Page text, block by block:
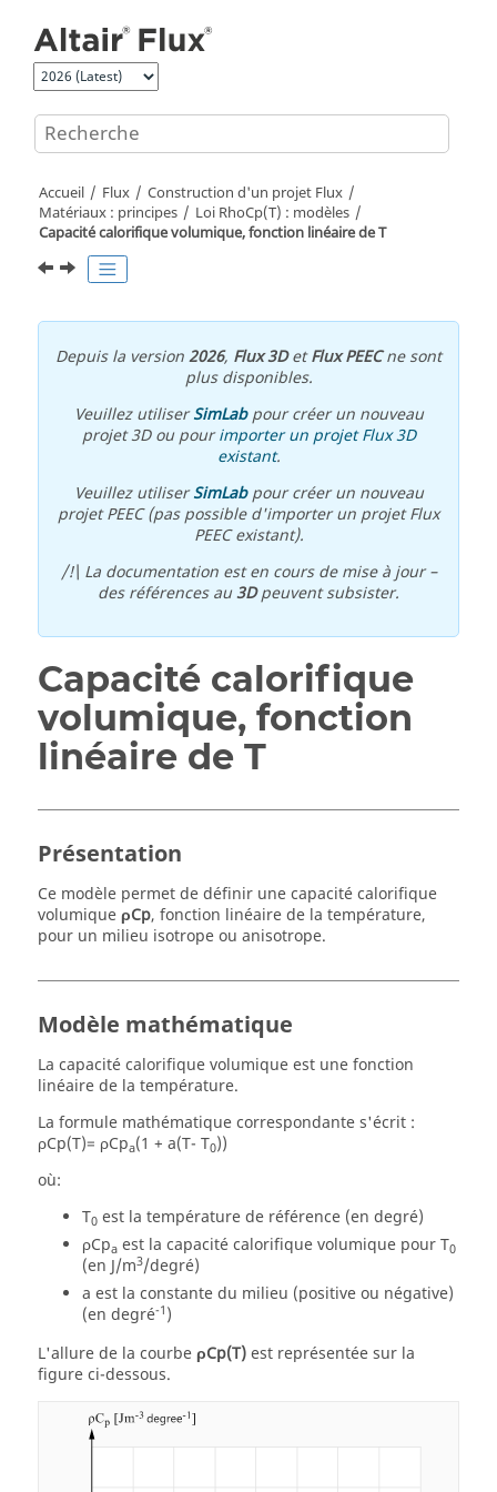
Accueil Flux
Construction d'un projet Flux
Matériaux : principes
Loi RhoCp(T) : modèles
Capacité calorifique volumique, fonction linéaire de T
Depuis la version2026, Flux 3DetFlux PEECne sont
plus disponibles.
Veuillez utiliserSimLabpour créer un nouveau
projet 3D ou pourimporter un projet Flux 3D
existant.
Veuillez utiliserSimLabpour créer un nouveau
projet PEEC (pas possible d'importer un projet Flux
PEEC existant).
/!\ La documentation est en cours de mise à jour –
des références au3Dpeuvent subsister.
Capacité calorifique
volumique, fonction
linéaire de T
Présentation
Ce modèle permet de définir une capacité calorifique
volumiqueρCp, fonction linéaire de la température,
pour un milieu isotrope ou anisotrope.
Modèle mathématique
La capacité calorifique volumique est une fonction
linéaire de la température.
La formule mathématique correspondante s'écrit :
ρCp(T)= ρCpa(1 + a(T- T0))
où:
T0 est la température de référence (en degré)
ρCpa est la capacité calorifique volumique pour T0
(en J/m3/degré)
a est la constante du milieu (positive ou négative)
(en degré-1 )
L'allure de la courbeρCp(T)est représentée sur la
figure ci-dessous.